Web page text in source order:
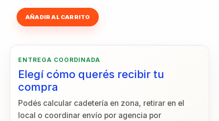
Campera
Pawise
cantidad
AÑADIR AL CARRITO
ENTREGA COORDINADA
Elegí cómo querés recibir tu
compra
Podés calcular cadetería en zona, retirar en el
local o coordinar envío por agencia por